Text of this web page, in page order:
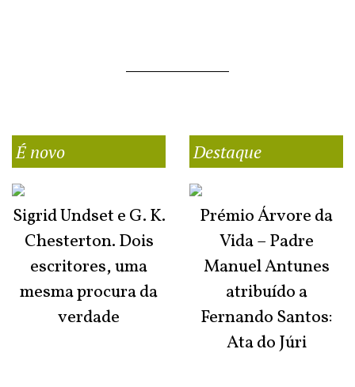
É novo
Sigrid Undset e G. K.
Chesterton. Dois
escritores, uma
mesma procura da
verdade
Destaque
Prémio Árvore da
Vida – Padre
Manuel Antunes
atribuído a
Fernando Santos:
Ata do Júri